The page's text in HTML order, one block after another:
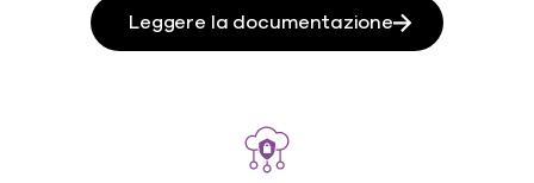
Leggere la documentazione